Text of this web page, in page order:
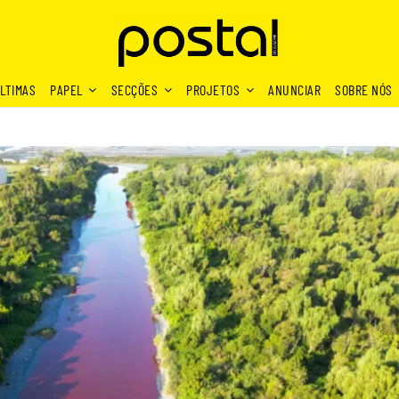
PAPEL SECÇÕES PROJETOS ANUNCIAR SOBRE NÓS